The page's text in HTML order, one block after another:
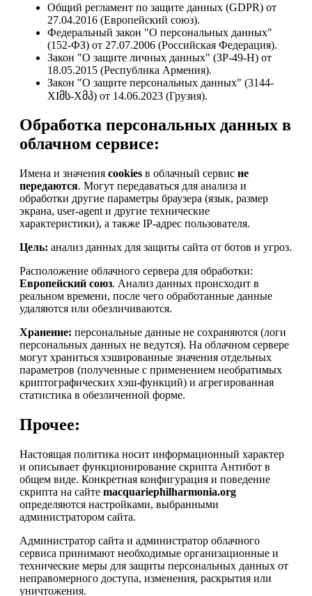
Общий регламент по защите данных (GDPR) от
27.04.2016 (Европейский союз).
Федеральный закон "О персональных данных"
(152-ФЗ) от 27.07.2006 (Российская Федерация).
Закон "О защите личных данных" (ЗР-49-Н) от
18.05.2015 (Республика Армения).
Закон "О защите персональных данных" (3144-
XIმს-Xმპ) от 14.06.2023 (Грузия).
Обработка персональных данных в
облачном сервисе:
Имена и значения cookies в облачный сервис не
передаются. Могут передаваться для анализа и
обработки другие параметры браузера (язык, размер
экрана, user-agent и другие технические
характеристики), а также IP-адрес пользователя.
Цель: анализ данных для защиты сайта от ботов и угроз.
Расположение облачного сервера для обработки:
Европейский союз. Анализ данных происходит в
реальном времени, после чего обработанные данные
удаляются или обезличиваются.
Хранение: персональные данные не сохраняются (логи
персональных данных не ведутся). На облачном сервере
могут храниться хэшированные значения отдельных
параметров (полученные с применением необратимых
криптографических хэш-функций) и агрегированная
статистика в обезличенной форме.
Прочее:
Настоящая политика носит информационный характер
и описывает функционирование скрипта Антибот в
общем виде. Конкретная конфигурация и поведение
скрипта на сайте macquariephilharmonia.org
определяются настройками, выбранными
администратором сайта.
Администратор сайта и администратор облачного
сервиса принимают необходимые организационные и
технические меры для защиты персональных данных от
неправомерного доступа, изменения, раскрытия или
уничтожения.